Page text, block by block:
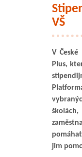
VŠ
V
Plus,
jim